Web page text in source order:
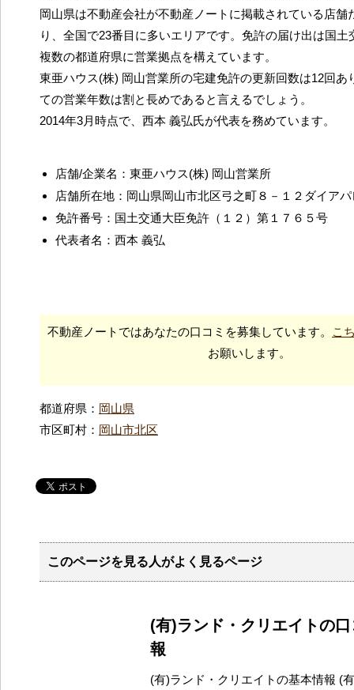
岡山県は不動産会社が不動産ノートに掲載されている店舗
り、全国で23番目に多いエリアです。免許の届け出は国土
複数の都道府県に営業拠点を構えています。
東亜ハウス(株) 岡山営業所の宅建免許の更新回数は12回あ
ての営業年数は割と長めであると言えるでしょう。
2014年3月時点で、西本 義弘氏が代表を務めています。
店舗/企業名：東亜ハウス(株) 岡山営業所
店舗所在地：岡山県岡山市北区弓之町８－１２ダイア
免許番号：国土交通大臣免許（１２）第１７６５号
代表者名：西本 義弘
不動産ノートではあなたの口コミを募集しています。
こ
お願いします。
都道府県： 岡山県
市区町村： 岡山市北区
このページを見る人がよく見るページ
(有)ランド・クリエイトの
報
(有)ランド・クリエイトの基本情報 (